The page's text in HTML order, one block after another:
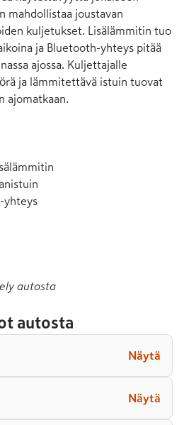
mahdollistaa joustavan
kuljetukset. Lisälämmitin tuo
ja Bluetooth-yhteys pitää
ajossa. Kuljettajalle
ja lämmitettävä istuin tuovat
ajomatkaan.
yhteys
autosta
autosta
Näytä
Näytä